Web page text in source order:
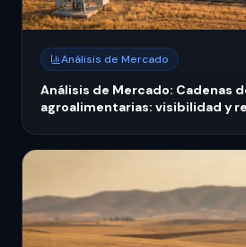
Análisis de Mercado
Análisis de Mercado: Cadenas
agroalimentarias: visibilidad y